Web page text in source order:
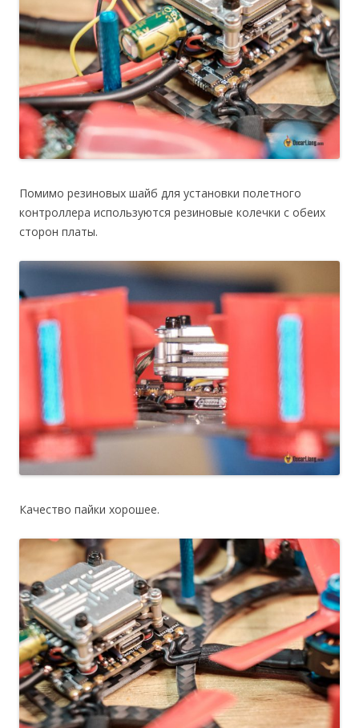
Помимо резиновых шайб для установки полетного
контроллера используются резиновые колечки с обеих
сторон платы.
Качество пайки хорошее.